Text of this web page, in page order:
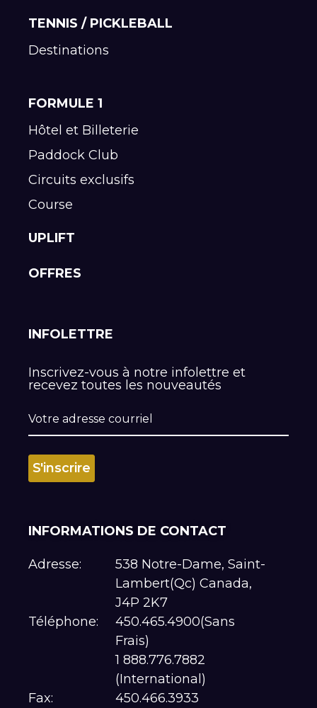
TENNIS / PICKLEBALL
Destinations
FORMULE 1
Hôtel et Billeterie
Paddock Club
Circuits exclusifs
Course
UPLIFT
OFFRES
INFOLETTRE
Inscrivez-vous à notre infolettre et
recevez toutes les nouveautés
INFORMATIONS DE CONTACT
Adresse:
538 Notre-Dame, Saint-
Lambert(Qc) Canada,
J4P 2K7
Téléphone:
450.465.4900(Sans
Frais)
1 888.776.7882
(International)
Fax:
450.466.3933